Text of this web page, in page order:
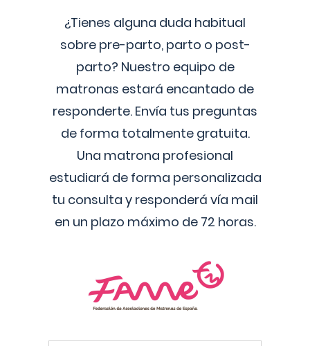
¿Tienes alguna duda habitual
sobre pre-parto, parto o post-
parto? Nuestro equipo de
matronas estará encantado de
responderte. Envía tus preguntas
de forma totalmente gratuita.
Una matrona profesional
estudiará de forma personalizada
tu consulta y responderá vía mail
en un plazo máximo de 72 horas.